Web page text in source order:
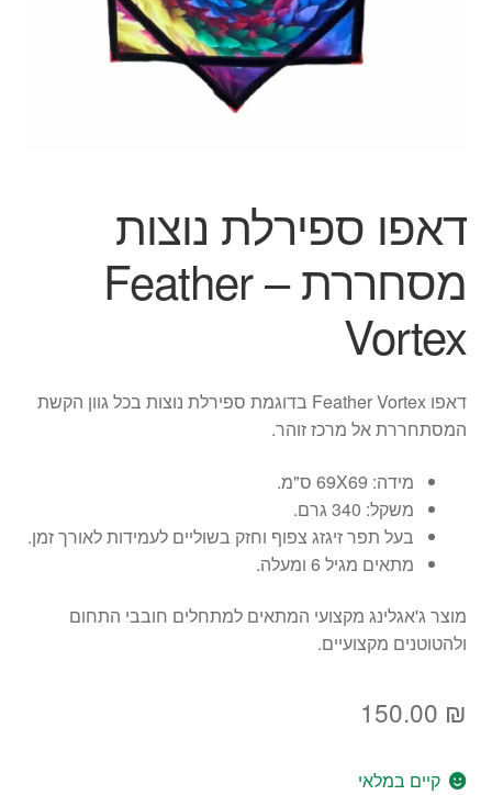
דאפו ספירלת נוצות
מסחררת – Feather
Vortex
דאפו Feather Vortex בדוגמת ספירלת נוצות בכל גוון הקשת
המסתחררת אל מרכז זוהר.
מידה: 69X69 ס"מ.
משקל: 340 גרם.
בעל תפר זיגזג צפוף וחזק בשוליים לעמידות לאורך זמן.
מתאים מגיל 6 ומעלה.
מוצר ג'אגלינג מקצועי המתאים למתחלים חובבי התחום
ולהטוטנים מקצועיים.
150.00 ₪
קיים במלאי